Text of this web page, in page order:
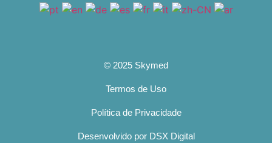
© 2025 Skymed
Termos de Uso
Política de Privacidade
Desenvolvido por DSX Digital